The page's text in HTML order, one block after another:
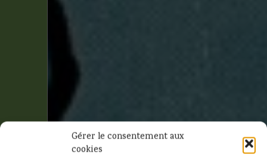
Gérer le consentement aux
cookies